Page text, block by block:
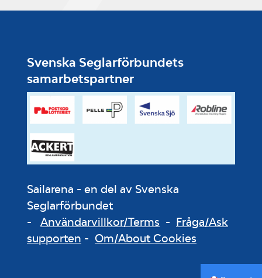
Svenska Seglarförbundets
samarbetspartner
Sailarena - en del av Svenska
Seglarförbundet
- Användarvillkor/Terms - Fråga/Ask
supporten - Om/About Cookies